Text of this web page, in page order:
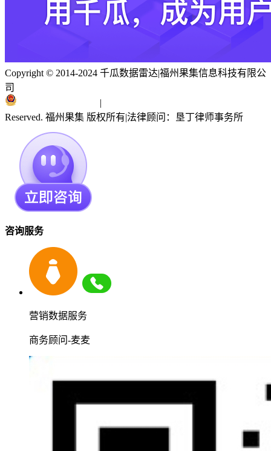
Copyright © 2014-2024 千瓜数据雷达|福州果集信息科技有限公
司
|
Reserved. 福州果集 版权所有|法律顾问：垦丁律师事务所
咨询服务
营销数据服务
商务顾问-麦麦